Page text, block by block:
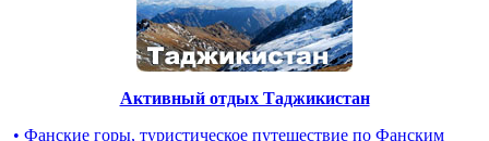
Активный отдых Таджикистан
• Фанские горы, туристическое путешествие по Фанским